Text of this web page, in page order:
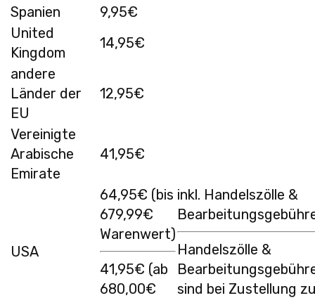
Spanien
9,95€
United
Kingdom
14,95€
andere
Länder der
EU
12,95€
Vereinigte
Arabische
Emirate
41,95€
USA
64,95€ (bis
679,99€
Warenwert)
41,95€ (ab
680,00€
inkl. Handelszölle &
Handelszölle &
sind bei Zustellung